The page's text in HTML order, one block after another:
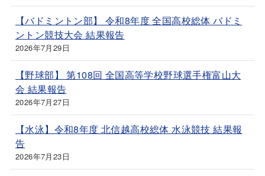
【バドミントン部】 令和8年度 全国高校総体 バドミ
ントン競技大会 結果報告
2026年7月29日
【野球部】 第108回 全国高等学校野球選手権富山大
会 結果報告
2026年7月27日
【水泳】令和8年度 北信越高校総体 水泳競技 結果報
告
2026年7月23日